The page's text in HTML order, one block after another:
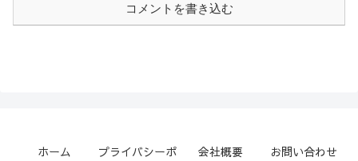
コメントを書き込む
ホーム
プライバシーポ
会社概要 お問い合わせ